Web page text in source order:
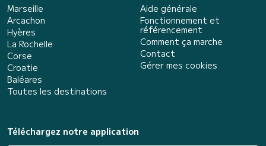
Marseille
Arcachon
Hyères
La Rochelle
Corse
Croatie
Baléares
Toutes les destinations
Aide générale
Fonctionnement et
référencement
Comment ça marche
Contact
Gérer mes cookies
Téléchargez notre application